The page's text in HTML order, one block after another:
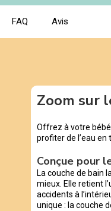
FAQ Avis
Zoom sur
Offrez à votre
profiter de l’eau en
Conçue pour
La couche de bain
mieux. Elle retient
accidents à
unique : la couche